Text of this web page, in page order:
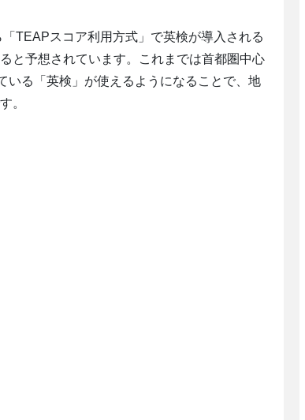
TEAPスコア利用方式」で英検が導入される
と予想されています。これまでは首都圏中心
いる「英検」が使えるようになることで、地
。